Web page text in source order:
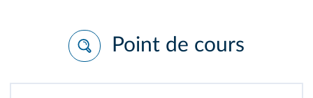
Point de cours